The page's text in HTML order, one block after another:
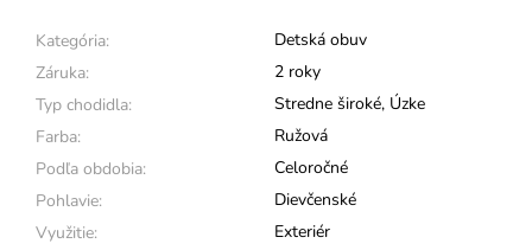
Kategória:
Detská obuv
Záruka:
2 roky
Typ chodidla:
Stredne široké, Úzke
Farba:
Ružová
Podľa obdobia:
Celoročné
Pohlavie:
Dievčenské
Využitie:
Exteriér